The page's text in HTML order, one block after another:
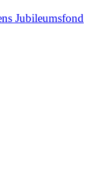
Jubileumsfond